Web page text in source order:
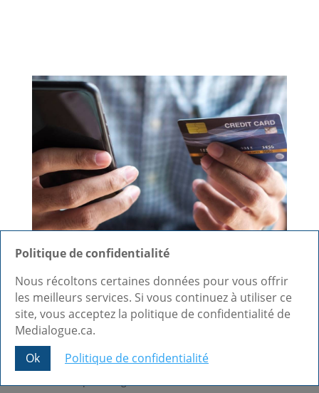
Agence de création de site
web E-Commerce et
boutique en ligne à
Gatineau
Politique de confidentialité
Nous récoltons certaines données pour vous offrir
les meilleurs services. Si vous continuez à utiliser ce
site, vous acceptez la politique de confidentialité de
Medialogue.ca.
Ok
Politique de confidentialité